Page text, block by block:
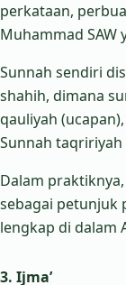
perkataan,
Muhammad SAW
Sunnah sendiri
shahih, dimana
qauliyah
Sunnah
Dalam
sebagai petunjuk
lengkap di dalam
3. Ijma’